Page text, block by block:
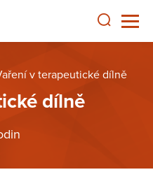
v terapeutické dílně
dílně